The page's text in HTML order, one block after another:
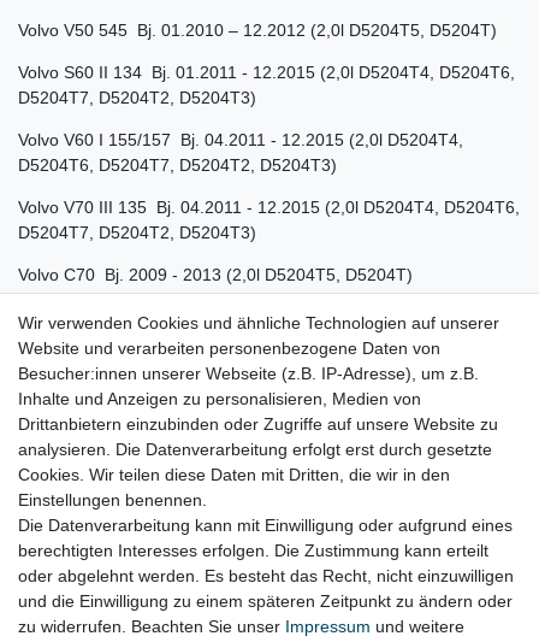
Volvo V50 545 Bj. 01.2010 – 12.2012 (2,0l D5204T5, D5204T)
Volvo S60 II 134 Bj. 01.2011 - 12.2015 (2,0l D5204T4, D5204T6,
D5204T7, D5204T2, D5204T3)
Volvo V60 I 155/157 Bj. 04.2011 - 12.2015 (2,0l D5204T4,
D5204T6, D5204T7, D5204T2, D5204T3)
Volvo V70 III 135 Bj. 04.2011 - 12.2015 (2,0l D5204T4, D5204T6,
D5204T7, D5204T2, D5204T3)
Volvo C70 Bj. 2009 - 2013 (2,0l D5204T5, D5204T)
Volvo XC70 P24 Bj. 04.2010 - 05.2016 (2,0l D5204T4, D5204T6,
D5204T7, D5204T2, D5204T3)
Volvo XC60 Bj. 2012 - 2015 (2,0l D5204T4, D5204T6, D5204T7,
D5204T2, D5204T3)
Volvo S80 AS Bj. 2010 - 2016 (2,0l D5204T4, D5204T6,
D5204T7, D5204T2, D5204T3)
Lieferzeit etwa 1 bis 3 Werktage
Wir verwenden Cookies und ähnliche Technologien auf unserer
Website und verarbeiten personenbezogene Daten von
Besucher:innen unserer Webseite (z.B. IP-Adresse), um z.B.
Inhalte und Anzeigen zu personalisieren, Medien von
Drittanbietern einzubinden oder Zugriffe auf unsere Website zu
analysieren. Die Datenverarbeitung erfolgt erst durch gesetzte
Cookies. Wir teilen diese Daten mit Dritten, die wir in den
Einstellungen benennen.
Die Datenverarbeitung kann mit Einwilligung oder aufgrund eines
berechtigten Interesses erfolgen. Die Zustimmung kann erteilt
oder abgelehnt werden. Es besteht das Recht, nicht einzuwilligen
und die Einwilligung zu einem späteren Zeitpunkt zu ändern oder
zu widerrufen. Beachten Sie unser Impressum und weitere